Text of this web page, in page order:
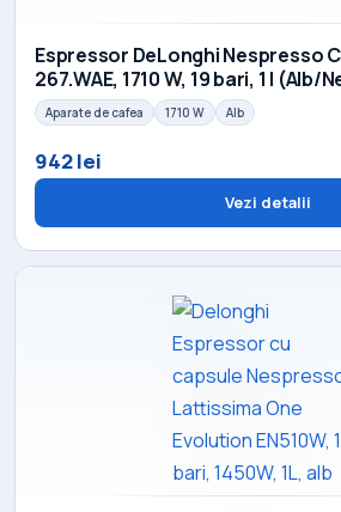
Espressor DeLonghi Nespresso
267.WAE, 1710 W, 19 bari, 1 l (Alb/
Aparate de cafea 1710 W Alb
942 lei
Vezi detalii